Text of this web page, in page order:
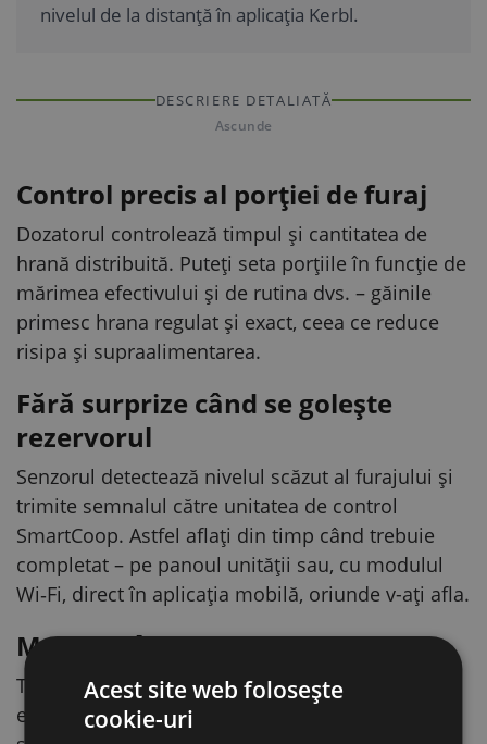
nivelul de la distanță în aplicația Kerbl.
DESCRIERE DETALIATĂ
Ascunde
Control precis al porției de furaj
Dozatorul controlează timpul și cantitatea de
hrană distribuită. Puteți seta porțiile în funcție de
mărimea efectivului și de rutina dvs. – găinile
primesc hrana regulat și exact, ceea ce reduce
risipa și supraalimentarea.
Fără surprize când se golește
rezervorul
Senzorul detectează nivelul scăzut al furajului și
trimite semnalul către unitatea de control
SmartCoop. Astfel aflați din timp când trebuie
completat – pe panoul unității sau, cu modulul
Wi‑Fi, direct în aplicația mobilă, oriunde v-ați afla.
Montaj gândit practic
Trecerea de cablu integrată și etanșă permite
echiparea ulterioară a hrănitorii SmartCoop cu
Acest site web folosește
cookie-uri